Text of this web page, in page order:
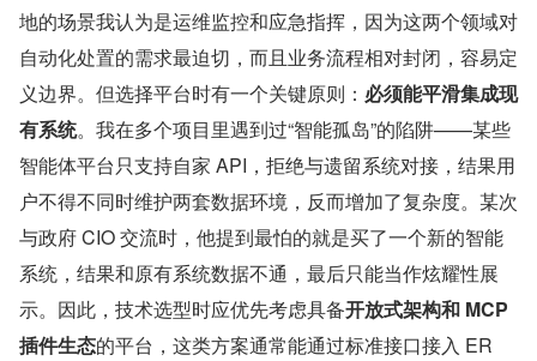
地的场景我认为是运维监控和应急指挥，因为这两个领域对
自动化处置的需求最迫切，而且业务流程相对封闭，容易定
义边界。但选择平台时有一个关键原则： 必须能平滑集成现
有系统。我在多个项目里遇到过“智能孤岛”的陷阱——某些
智能体平台只支持自家 API，拒绝与遗留系统对接，结果用
户不得不同时维护两套数据环境，反而增加了复杂度。某次
与政府 CIO 交流时，他提到最怕的就是买了一个新的智能
系统，结果和原有系统数据不通，最后只能当作炫耀性展
示。因此，技术选型时应优先考虑具备开放式架构和 MCP
插件生态的平台，这类方案通常能通过标准接口接入 ER